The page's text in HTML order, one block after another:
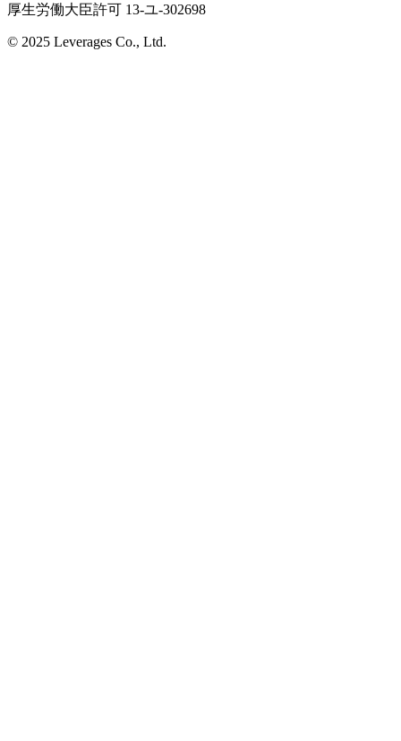
厚生労働大臣許可 13-ユ-302698
© 2025 Leverages Co., Ltd.